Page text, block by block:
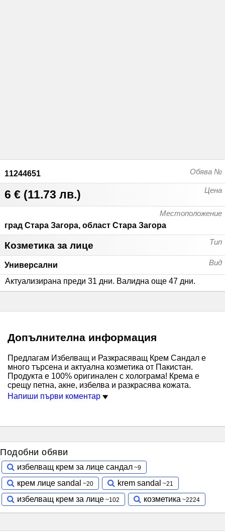
Обява №
11244651
Цена
6 € (11.73 лв.)
Местоположение
град Стара Загора, област Стара Загора
Тип
Козметика за лице
Вид
Универсални
Актуализирана преди 31 дни. Валидна още 47 дни.
Допълнителна информация
Предлагам Избелващ и Разкрасяващ Крем Сандал е
много търсена и актуална козметика от Пакистан.
Продукта е 100% оригинален с холограма! Крема е
срещу петна, акне, избелва и разкрасява кожата.
Напиши първи коментар
Подобни обяви
избелващ крем за лице сандал
крем лице sandal
krem sandal
избелващ крем за лице
козметика